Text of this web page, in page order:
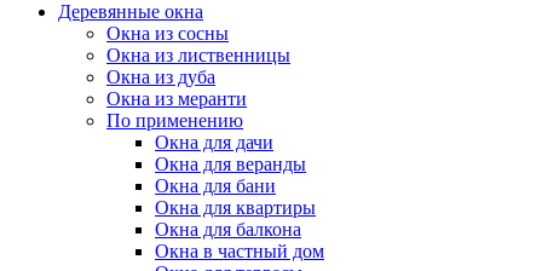
Деревянные окна
Окна из сосны
Окна из лиственницы
Окна из дуба
Окна из меранти
По применению
Окна для дачи
Окна для веранды
Окна для бани
Окна для квартиры
Окна для балкона
Окна в частный дом